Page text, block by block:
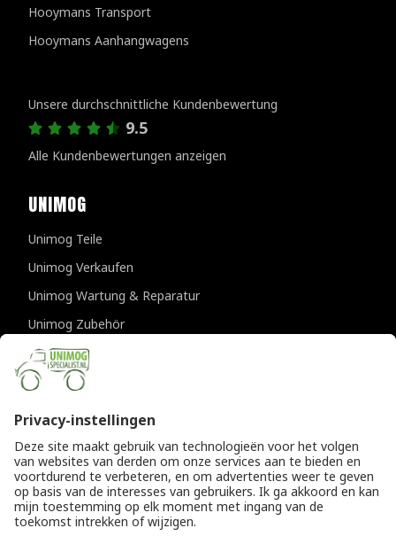
Hooymans Transport
Hooymans Aanhangwagens
Unsere durchschnittliche Kundenbewertung
9.5
Alle Kundenbewertungen anzeigen
UNIMOG
Unimog Teile
Unimog Verkaufen
Unimog Wartung & Reparatur
Unimog Zubehör
Unimog APK-prufungen
KONTAKTDATEN
Provincialeweg 94-98
Die Niederlande
T+31 (0)418 632073
Einfo@unimogspecialist.nl